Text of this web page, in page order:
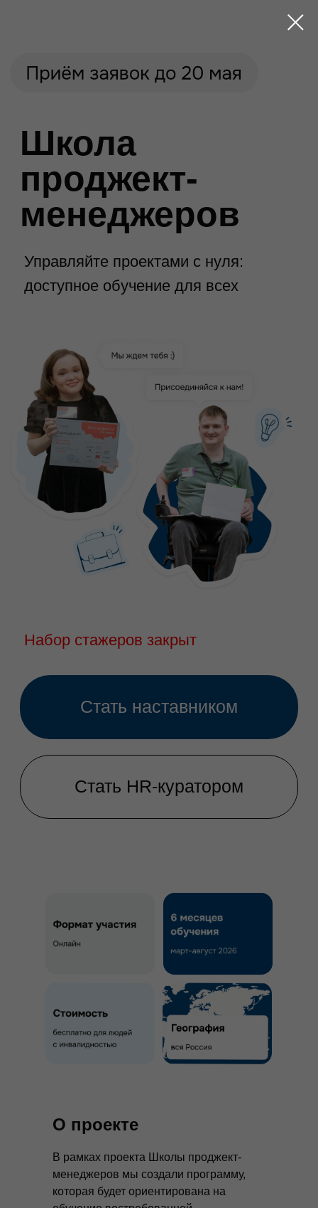
проджект-
менеджеров
Набор стажеров закрыт
Управляйте проектами с нуля:
доступное обучение для всех
Стать HR-куратором
Стать наставником
О проекте
В рамках проекта Школы проджект-
менеджеров мы создали программу,
которая будет ориентирована на